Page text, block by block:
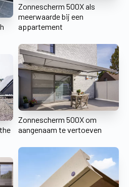
Zonnescherm 500X als
meerwaarde bij een
appartement
Zonnescherm 500X om
aangenaam te vertoeven